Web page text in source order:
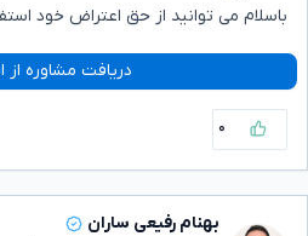
باسلام می توانید از حق اعتراض خود
دریافت مشاوره از
۰
بهنام رفیعی ساران